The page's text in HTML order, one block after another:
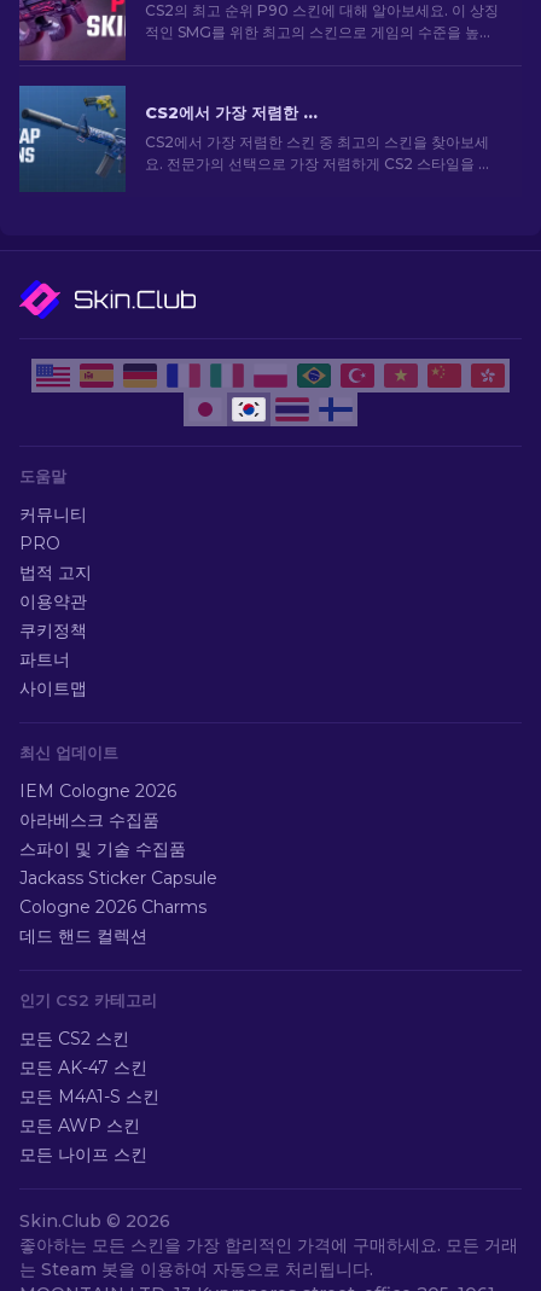
CS2의 최고 순위 P90 스킨에 대해 알아보세요. 이 상징
적인 SMG를 위한 최고의 스킨으로 게임의 수준을 높이
CS2에서 가장 저렴한 스킨 [2026]
CS2에서 가장 저렴한 스킨 중 최고의 스킨을 찾아보세
요. 전문가의 선택으로 가장 저렴하게 CS2 스타일을 업
도움말
커뮤니티
PRO
법적 고지
이용약관
쿠키정책
파트너
사이트맵
최신 업데이트
IEM Cologne 2026
아라베스크 수집품
스파이 및 기술 수집품
Jackass Sticker Capsule
Cologne 2026 Charms
데드 핸드 컬렉션
인기 CS2 카테고리
모든 CS2 스킨
모든 AK-47 스킨
모든 M4A1-S 스킨
모든 AWP 스킨
모든 나이프 스킨
Skin.Club © 2026
좋아하는 모든 스킨을 가장 합리적인 가격에 구매하세요. 모든 거래
는 Steam 봇을 이용하여 자동으로 처리됩니다.